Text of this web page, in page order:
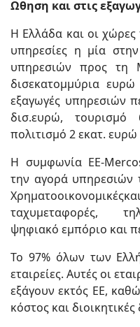
Ωθηση και στις
Η Ελλάδα και οι
υπηρεσίες η μία
υπηρεσιών προς τη
δισεκατομμύρια
εξαγωγές υπηρεσιών
δισ.ευρώ,
πολιτισμό 2 εκατ. ευρώ
Η συμφωνία ΕΕ-
την αγορά υπηρεσιών
ταχυμεταφορές,
ψηφιακό εμπόριο και
Το 97% όλων των
εταιρείες. Αυτές οι
εξάγουν εκτός ΕΕ,
κόστος και διοικητικές